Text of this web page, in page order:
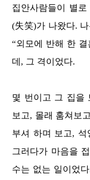
집안사람들이 별
(失笑)가 나왔다. 나
“외모에 반해 한
데, 그 격이었다.
몇 번이고 그 집을
보고, 몰래 훔쳐보
부셔 하며 보고,
그러다가 마음을
수는 없는 일이었